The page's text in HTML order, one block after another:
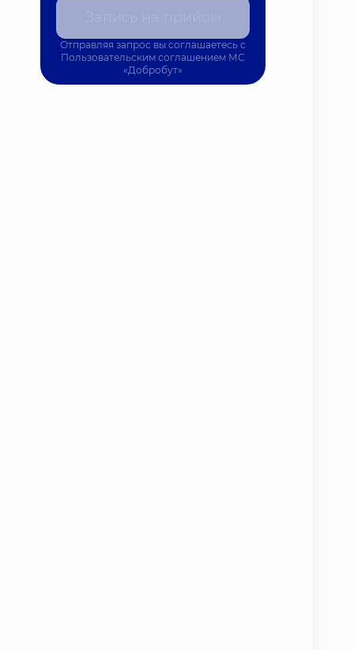
Отправляя запрос вы соглашаетесь с
Пользовательским соглашением МС
«Добробут»